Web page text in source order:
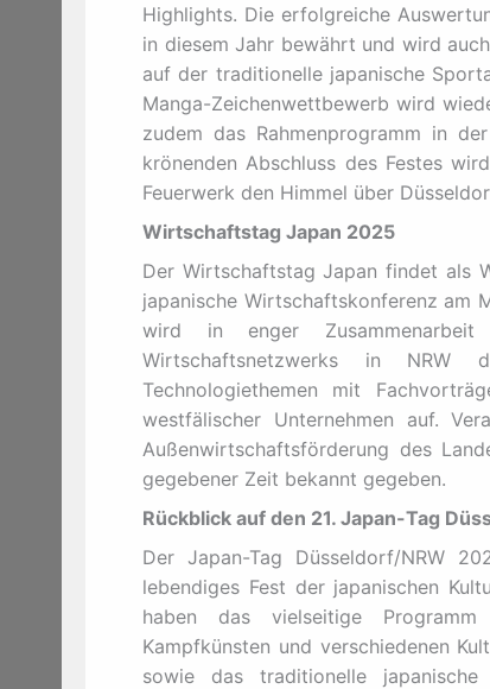
Highlights. Die erfolgreiche
in diesem Jahr bewährt und wird
auf der traditionelle japanische
Manga-Zeichenwettbewerb wird
zudem das Rahmenprogramm in
krönenden Abschluss des Festes
Feuerwerk den Himmel über
Wirtschaftstag Japan 2025
Der Wirtschaftstag Japan findet als
japanische Wirtschaftskonferenz am
wird in enger Zusammenarbeit
Wirtschaftsnetzwerks in NRW
Technologiethemen mit
westfälischer Unternehmen auf.
Außenwirtschaftsförderung des
gegebener Zeit bekannt gegeben.
Rückblick auf den 21. Japan-Tag
Der Japan-Tag Düsseldorf/NRW
lebendiges Fest der japanischen
haben das vielseitige Programm
Kampfkünsten und verschiedenen
sowie das traditionelle japanische